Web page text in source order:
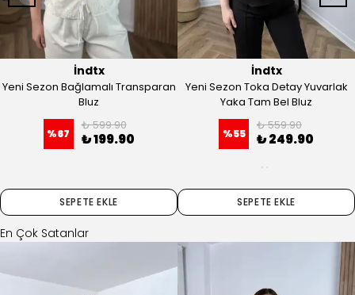
İndtx
Yeni Sezon Bağlamalı Transparan
Bluz
%67 ₺ 199.90
SEPETE EKLE
İndtx
Yeni Sezon Toka Detay Yuvarlak
Yaka Tam Bel Bluz
%55 ₺ 249.90
SEPETE EKLE
En Çok Satanlar